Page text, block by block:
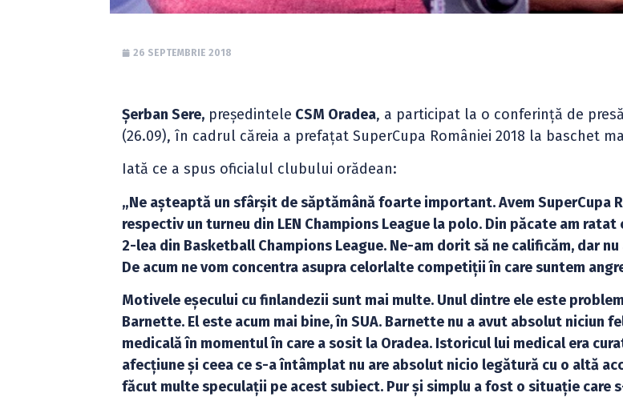
26 SEPTEMBRIE 2018
Șerban Sere, președintele CSM Oradea, a participat la o conferință de
(26.09), în cadrul căreia a prefațat SuperCupa României 2018 la baschet
Iată ce a spus oficialul clubului orădean:
„Ne așteaptă un sfârșit de săptămână foarte important. Avem SuperCupa
respectiv un turneu din LEN Champions League la polo. Din păcate am
2-lea din Basketball Champions League. Ne-am dorit să ne calificăm, dar
De acum ne vom concentra asupra celorlalte competiții în care suntem
Motivele eșecului cu finlandezii sunt mai multe. Unul dintre ele este
Barnette. El este acum mai bine, în SUA. Barnette nu a avut absolut niciun
medicală în momentul în care a sosit la Oradea. Istoricul lui medical era
afecțiune și ceea ce s-a întâmplat nu are absolut nicio legătură cu o altă
făcut multe speculații pe acest subiect. Pur și simplu a fost o situație care